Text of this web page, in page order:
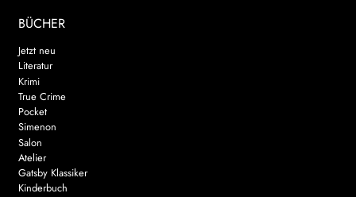
BÜCHER
Jetzt neu
Literatur
Krimi
True Crime
Pocket
Simenon
Salon
Atelier
Gatsby Klassiker
Kinderbuch